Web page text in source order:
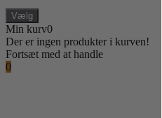
Vælg
Min kurv0
Der er ingen produkter i kurven!
Fortsæt med at handle
0